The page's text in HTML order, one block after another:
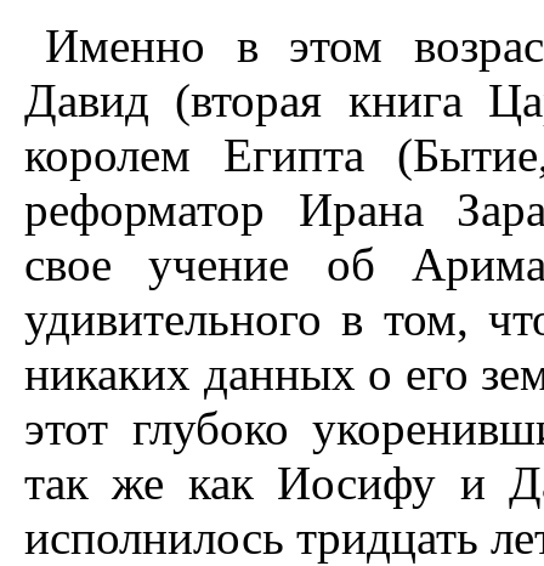
Именно в этом
Давид (вторая книга
королем Египта
реформатор Ирана
свое учение об
удивительного в том,
никаких данных о его
этот глубоко
так же как Иосифу и
исполнилось тридцать